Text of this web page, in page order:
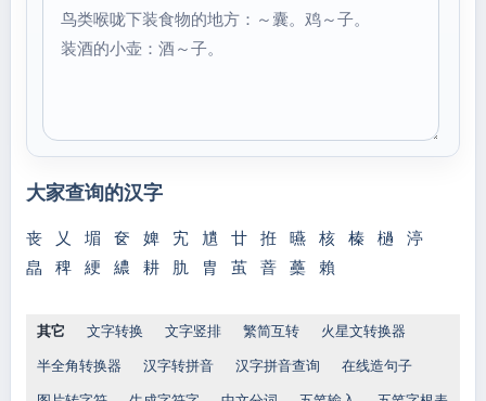
鸟类喉咙下装食物的地方：～囊。鸡～子。
装酒的小壶：酒～子。
大家查询的汉字
丧 乂 堳 奁 婢 宄 尵 廿 拰 曣 核 榛 檛
渟
皛
稗 綆 繷 耕 肍 胄 茧 萻 蘽 賴
其它 文字转换 文字竖排 繁简互转 火星文转换器
半全角转换器 汉字转拼音 汉字拼音查询 在线造句子